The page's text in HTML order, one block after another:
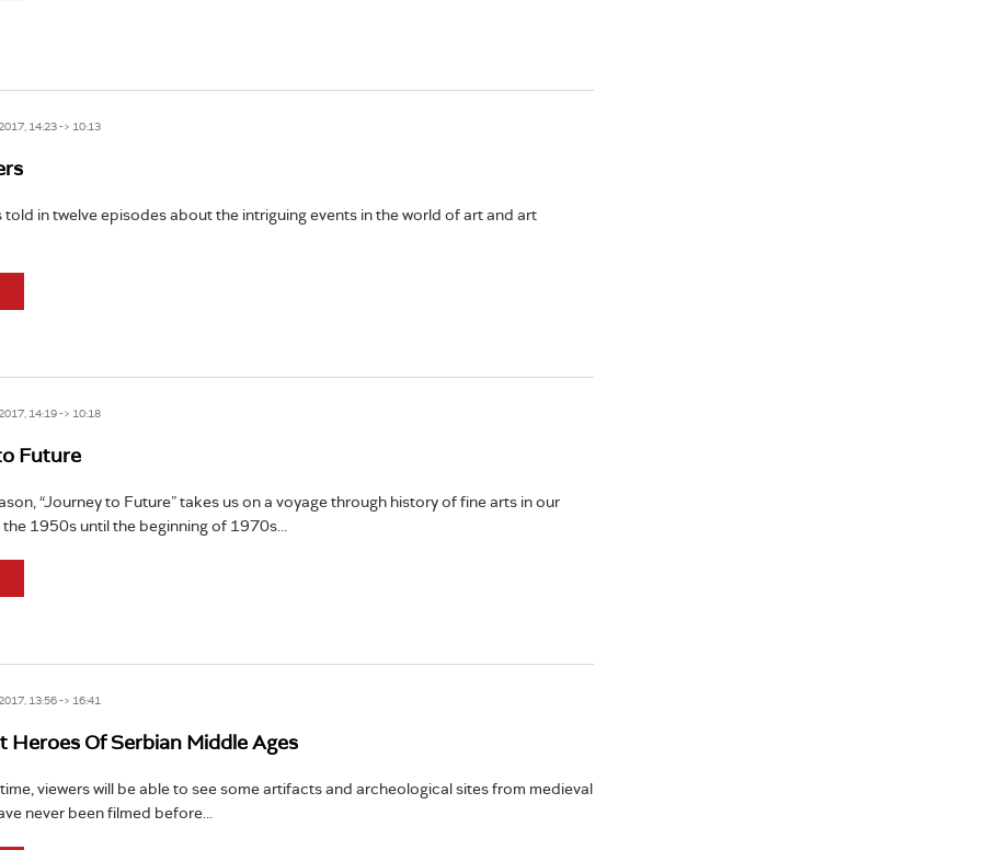
14:23 -> 10:13
told in twelve episodes about the intriguing events in the world of art and art
14:19 -> 10:18
Future
“Journey to Future” takes us on a voyage through history of fine arts in our
1950s until the beginning of 1970s...
13:56 -> 16:41
Heroes Of Serbian Middle Ages
viewers will be able to see some artifacts and archeological sites from medieval
never been filmed before...